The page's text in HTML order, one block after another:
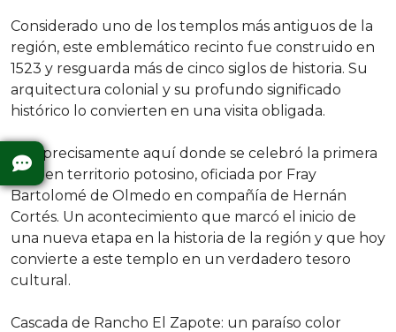
Considerado uno de los templos más antiguos de la
región, este emblemático recinto fue construido en
1523 y resguarda más de cinco siglos de historia. Su
arquitectura colonial y su profundo significado
histórico lo convierten en una visita obligada.
Fue precisamente aquí donde se celebró la primera
misa en territorio potosino, oficiada por Fray
Bartolomé de Olmedo en compañía de Hernán
Cortés. Un acontecimiento que marcó el inicio de
una nueva etapa en la historia de la región y que hoy
convierte a este templo en un verdadero tesoro
cultural.
Cascada de Rancho El Zapote: un paraíso color